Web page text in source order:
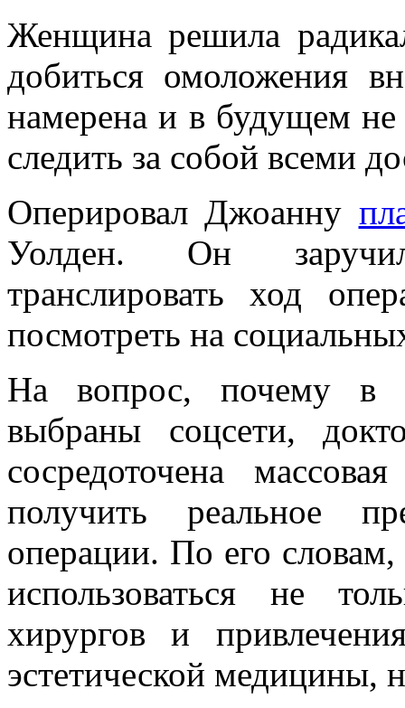
Женщина решила
добиться омоложения
намерена и в будущем не
следить за собой всеми
Оперировал Джоанну
Уолден. Он
транслировать ход
посмотреть на
На вопрос, почему в
выбраны соцсети,
сосредоточена
получить реальное
операции. По его
использоваться не
хирургов и
эстетической медицины,